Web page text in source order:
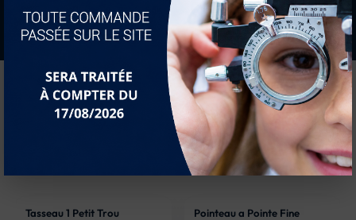
Vous aimerez peut-être...
Tasseau 1 Petit Trou Pointeau a Pointe Fine